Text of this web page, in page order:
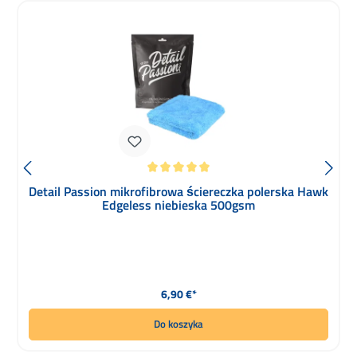
Detail Passion mikrofibrowa ściereczka polerska Hawk
Edgeless niebieska 500gsm
Cena regularna:
6,90 €*
Do koszyka